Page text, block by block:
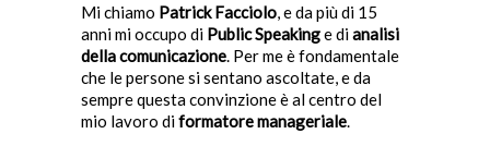
Mi chiamo Patrick Facciolo, e da più di 15
anni mi occupo di Public Speakinge dianalisi
della comunicazione. Per me è fondamentale
che le persone si sentano ascoltate, e da
sempre questa convinzione è al centro del
mio lavoro diformatore manageriale.